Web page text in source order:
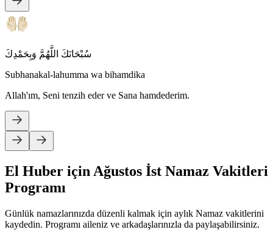
سُبْحَانَكَ اللَّهُمَّ وَبِحَمْدِكَ
Subhanakal-lahumma wa bihamdika
Allah'ım, Seni tenzih eder ve Sana hamdederim.
El Huber için Ağustos İst Namaz Vakitleri
Programı
Günlük namazlarınızda düzenli kalmak için aylık Namaz vakitlerini
kaydedin. Programı aileniz ve arkadaşlarınızla da paylaşabilirsiniz.